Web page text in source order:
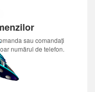
sau comandați
numărul de telefon.